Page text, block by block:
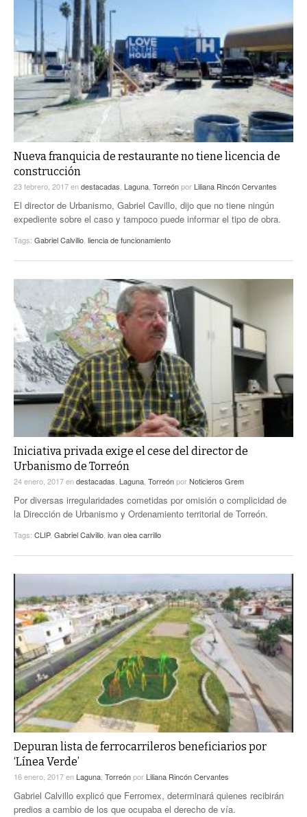
Nueva franquicia de restaurante no tiene licencia de
construcción
23 febrero, 2017endestacadas Laguna Torreónpor Liliana Rincón Cervantes
El director de Urbanismo, Gabriel Cavillo, dijo que no tiene ningún
expediente sobre el caso y tampoco puede informar el tipo de obra.
Tags: Gabriel Calvillo liencia de funcionamiento
Iniciativa privada exige el cese del director de
Urbanismo de Torreón
24 enero, 2017endestacadas, Laguna, TorreónporNoticieros Grem
Por diversas irregularidades cometidas por omisión o complicidad de
la Dirección de Urbanismo y Ordenamiento territorial de Torreón.
Tags: CLIP, Gabriel Calvillo, ivan olea carrillo
Depuran lista de ferrocarrileros beneficiarios por
‘Línea Verde’
16 enero, 2017en Laguna Torreónpor Liliana Rincón Cervantes
Gabriel Calvillo explicó que Ferromex, determinará quienes recibirán
predios a cambio de los que ocupaba el derecho de vía.